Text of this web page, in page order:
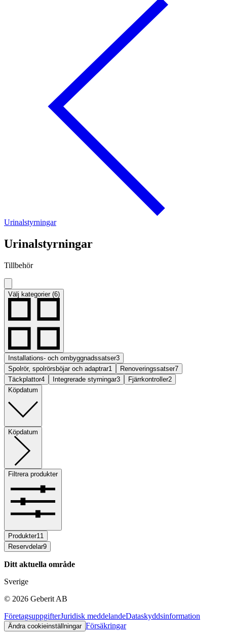
Urinalstyrningar
Urinalstyrningar
Tillbehör
Välj kategorier (6)
Installations- och ombyggnadssatser3
Spolrör, spolrörsböjar och adaptrar1 Renoveringssatser7
Täckplattor4 Integrerade styrningar3 Fjärrkontroller2
Köpdatum
Köpdatum
Filtrera produkter
Produkter11
Reservdelar9
Ditt aktuella område
Sverige
© 2026 Geberit AB
FöretagsuppgifterJuridisk meddelandeDataskyddsinformation
Ändra cookieinställningar Försäkringar